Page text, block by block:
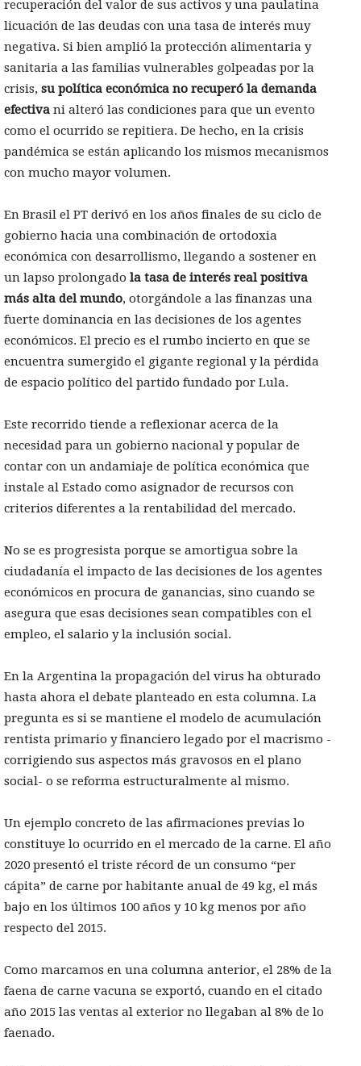
recuperación del valor de sus activos y una paulatina
licuación de las deudas con una tasa de interés muy
negativa. Si bien amplió la protección alimentaria y
sanitaria a las familias vulnerables golpeadas por la
crisis, su política económica no recuperó la demanda
efectiva ni alteró las condiciones para que un evento
como el ocurrido se repitiera. De hecho, en la crisis
pandémica se están aplicando los mismos mecanismos
con mucho mayor volumen.
En Brasil el PT derivó en los años finales de su ciclo de
gobierno hacia una combinación de ortodoxia
económica con desarrollismo, llegando a sostener en
un lapso prolongado la tasa de interés real positiva
más alta del mundo, otorgándole a las finanzas una
fuerte dominancia en las decisiones de los agentes
económicos. El precio es el rumbo incierto en que se
encuentra sumergido el gigante regional y la pérdida
de espacio político del partido fundado por Lula.
Este recorrido tiende a reflexionar acerca de la
necesidad para un gobierno nacional y popular de
contar con un andamiaje de política económica que
instale al Estado como asignador de recursos con
criterios diferentes a la rentabilidad del mercado.
No se es progresista porque se amortigua sobre la
ciudadanía el impacto de las decisiones de los agentes
económicos en procura de ganancias, sino cuando se
asegura que esas decisiones sean compatibles con el
empleo, el salario y la inclusión social.
En la Argentina la propagación del virus ha obturado
hasta ahora el debate planteado en esta columna. La
pregunta es si se mantiene el modelo de acumulación
rentista primario y financiero legado por el macrismo -
corrigiendo sus aspectos más gravosos en el plano
social- o se reforma estructuralmente al mismo.
Un ejemplo concreto de las afirmaciones previas lo
constituye lo ocurrido en el mercado de la carne. El año
2020 presentó el triste récord de un consumo “per
cápita” de carne por habitante anual de 49 kg, el más
bajo en los últimos 100 años y 10 kg menos por año
respecto del 2015.
Como marcamos en una columna anterior, el 28% de la
faena de carne vacuna se exportó, cuando en el citado
año 2015 las ventas al exterior no llegaban al 8% de lo
faenado.